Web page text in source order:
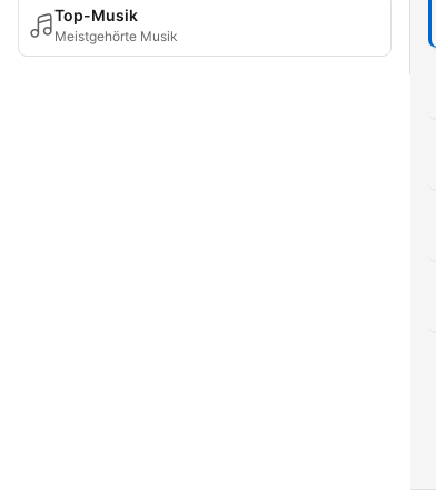
Top-Musik
Meistgehörte Musik